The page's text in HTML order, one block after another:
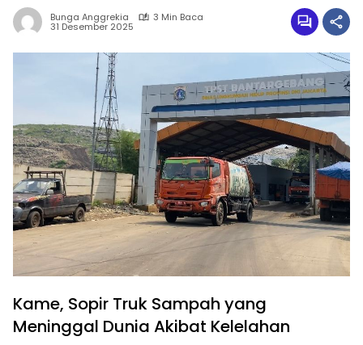
Bunga Anggrekia 3 Min Baca
31 Desember 2025
Kame, Sopir Truk Sampah yang
Meninggal Dunia Akibat Kelelahan